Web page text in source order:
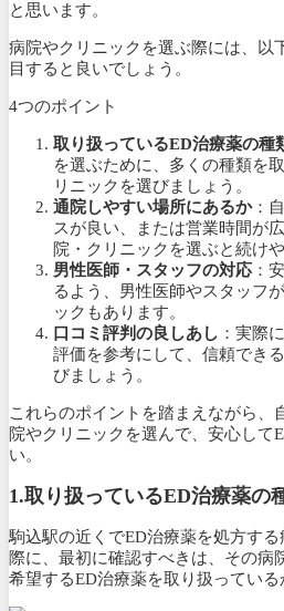
と思います。
病院やクリニックを選ぶ際には、以
目すると良いでしょう。
4つのポイント
取り扱っているED治療薬の種
を選ぶために、多くの種類を
リニックを選びましょう。
通院しやすい場所にあるか：
スが良い、または営業時間が
院・クリニックを選ぶと続け
男性医師・スタッフの対応 ：
るよう、男性医師やスタッフ
ックもあります。
口コミ評判の良しあし ：実際
評価を参考にして、信頼でき
びましょう。
これらのポイントを踏まえながら、
院やクリニックを選んで、安心して
い。
1.取り扱っているED治療薬の
駒込駅の近くでED治療薬を処方す
際に、最初に確認すべきは、その病
希望するED治療薬を取り扱っている